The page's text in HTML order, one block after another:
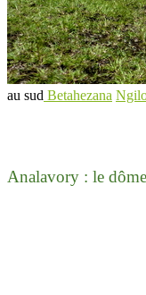
au sud Betahezana
Analavory : le